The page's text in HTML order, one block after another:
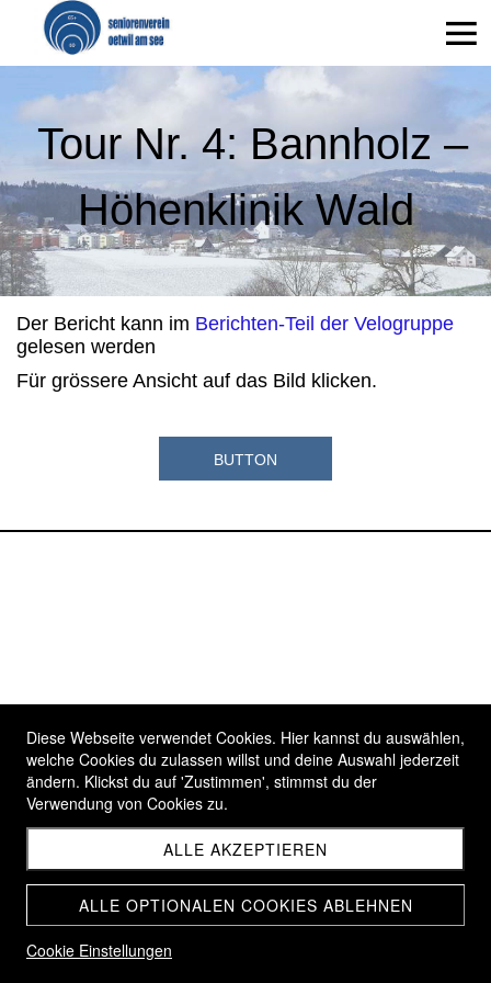
Tour Nr. 4: Bannholz –
Höhenklinik Wald
Der Bericht kann im Berichten-Teil der Velogruppe
gelesen werden
Für grössere Ansicht auf das Bild klicken.
BUTTON
Diese Webseite verwendet Cookies. Hier kannst du auswählen,
welche Cookies du zulassen willst und deine Auswahl jederzeit
ändern. Klickst du auf 'Zustimmen', stimmst du der
Verwendung von Cookies zu.
ALLE AKZEPTIEREN
ALLE OPTIONALEN COOKIES ABLEHNEN
Cookie Einstellungen